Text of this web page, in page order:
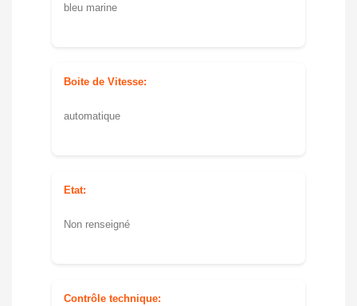
bleu marine
Boite de Vitesse:
automatique
Etat:
Non renseigné
Contrôle technique: